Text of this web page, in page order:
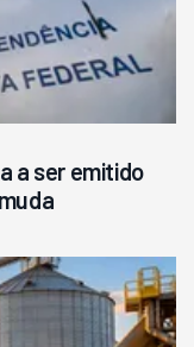
a ser emitido